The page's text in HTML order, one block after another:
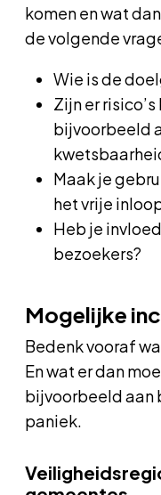
komen en wat
de volgende
Wie is de
Zijn er
bijvoorbeeld
Maak je
het vrije
Heb je
bezoekers?
Mogelijke
Bedenk vooraf
En wat er dan
bijvoorbeeld aan
paniek.